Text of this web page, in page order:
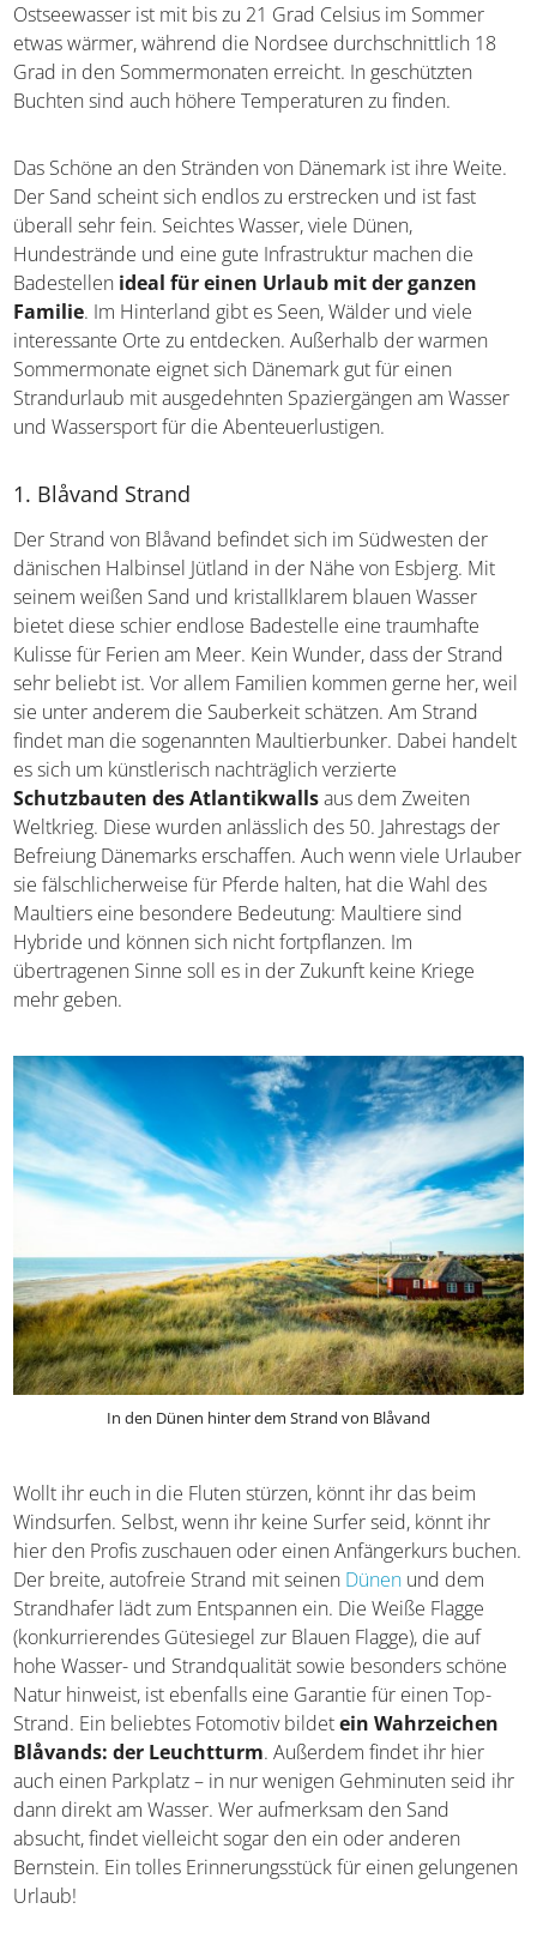
Baden, für Wassersport und zur Entspannung eignen. Das
Ostseewasser ist mit bis zu 21 Grad Celsius im Sommer
etwas wärmer, während die Nordsee durchschnittlich 18
Grad in den Sommermonaten erreicht. In geschützten
Das Schöne an den Stränden von Dänemark ist ihre
Weite. Der Sand scheint sich endlos zu erstrecken und ist
fast überall sehr fein. Seichtes Wasser, viele Dünen,
Hundestrände und eine gute Infrastruktur machen die
Badestellen ideal für einen Urlaub mit der ganzen
Familie. Im Hinterland gibt es Seen, Wälder und viele
interessante Orte zu entdecken. Außerhalb der warmen
Sommermonate eignet sich Dänemark gut für einen
Strandurlaub mit ausgedehnten Spaziergängen am
Der Strand von Blåvand befindet sich im Südwesten der
dänischen Halbinsel Jütland in der Nähe von Esbjerg. Mit
seinem weißen Sand und kristallklarem blauen Wasser
bietet diese schier endlose Badestelle eine traumhafte
Kulisse für Ferien am Meer. Kein Wunder, dass der Strand
sehr beliebt ist. Vor allem Familien kommen gerne her,
weil sie unter anderem die Sauberkeit schätzen. Am
Strand findet man die sogenannten Maultierbunker.
Dabei handelt es sich um künstlerisch nachträglich
verzierteSchutzbauten des Atlantikwallsaus dem
Zweiten Weltkrieg. Diese wurden anlässlich des 50.
Jahrestags der Befreiung Dänemarks erschaffen. Auch
wenn viele Urlauber sie fälschlicherweise für Pferde
halten, hat die Wahl des Maultiers eine besondere
Bedeutung: Maultiere sind Hybride und können sich nicht
fortpflanzen. Im übertragenen Sinne soll es in der Zukunft
Wollt ihr euch in die Fluten stürzen, könnt ihr das beim
Windsurfen. Selbst, wenn ihr keine Surfer seid, könnt ihr
hier den Profis zuschauen oder einen Anfängerkurs
buchen. Der breite, autofreie Strand mit seinen
Dünen
und dem Strandhafer lädt zum Entspannen ein. Die
Weiße Flagge (konkurrierendes Gütesiegel zur Blauen
Flagge), die auf hohe Wasser- und Strandqualität sowie
besonders schöne Natur hinweist, ist ebenfalls eine
Garantie für einen Top-Strand. Ein beliebtes Fotomotiv
bildet ein Wahrzeichen Blåvands: der Leuchtturm.
Außerdem findet ihr hier auch einen Parkplatz – in nur
wenigen Gehminuten seid ihr dann direkt am Wasser.
Wer aufmerksam den Sand absucht, findet vielleicht sogar
den ein oder anderen Bernstein. Ein tolles